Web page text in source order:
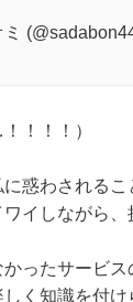
！！！）
惑わされる
イしながら
ったサービ
く知識を付け